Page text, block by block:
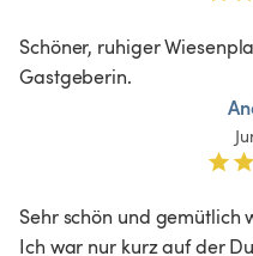
Schöner, ruhiger
Gastgeberin.
Sehr schön und gemütlich
Ich war nur kurz auf der